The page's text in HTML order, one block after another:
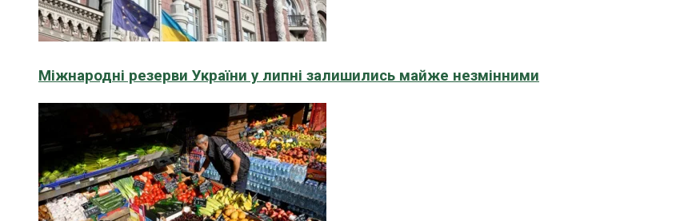
Міжнародні резерви України у липні залишились майже незмінними